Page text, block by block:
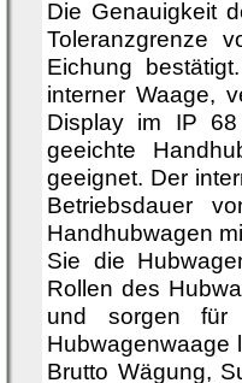
Die Genauigkeit
Toleranzgrenze
Eichung
interner Waage,
Display im IP
geeichte
geeignet. Der
Betriebsdauer
Handhubwagen
Sie die
Rollen des
und sorgen für
Hubwagenwaage
Brutto Wägung,